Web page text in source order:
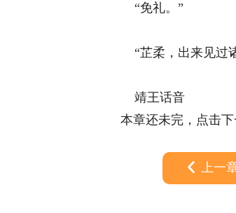
“免礼。”
“芷柔，出来见过
靖王话音
本章还未完，点击
上一